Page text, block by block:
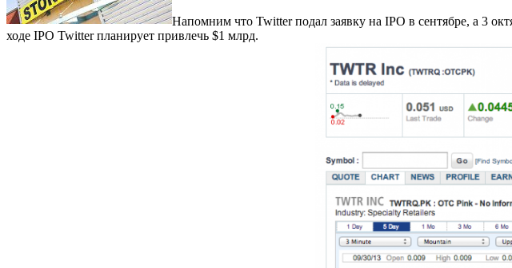
Напомним что Twitter подал заявку на IPO в сентябре, а 3
ходе IPO Twitter планирует привлечь $1 млрд.